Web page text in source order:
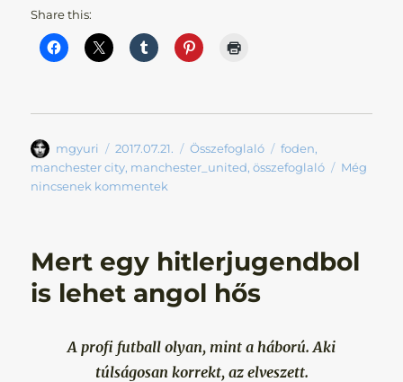
Share this:
Szerző
mgyuri Közzétéve
2017.07.21. Kategória
Összefoglaló Címke
foden,
manchester city, manchester_united,összefoglaló
Még
nincsenek kommentek
Mert egy hitlerjugendbol
is lehet angol hős
A profi futball olyan, mint a háború. Aki
túlságosan korrekt, az elveszett.